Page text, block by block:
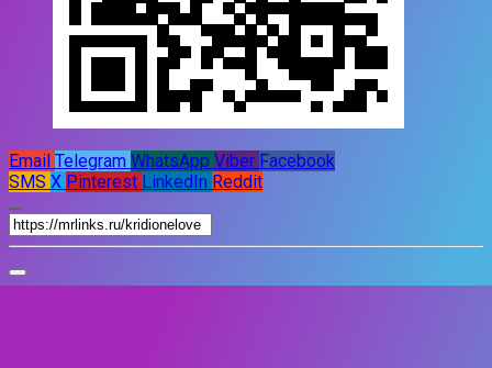
Email Telegram WhatsApp Viber Facebook
SMS X Pinterest LinkedIn Reddit